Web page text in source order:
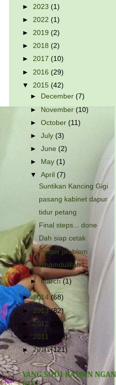
► 2023 (1)
► 2022 (1)
► 2019 (2)
► 2018 (2)
► 2017 (10)
► 2016 (29)
▼ 2015 (42)
►
December(7)
►November(10)
►October(11)
►July(3)
►June(2)
►
May(1)
▼April(7)
Suntikan Kancing Gigi
pasang kabinet dapur
tidur petang
Final steps... done
Dah siap cetak
Printer problem
Alhamdulillah
►March(1)
►2014(68)
► 2013(82)
► 2012
(33)
2011
(265)
►2010(121)
YANG SUDI KAWAN NGAN